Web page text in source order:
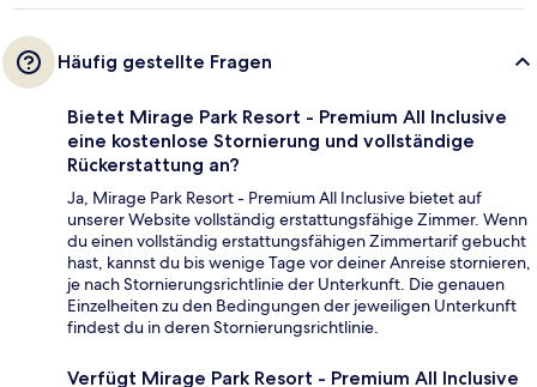
Häufig gestellte Fragen
Bietet Mirage Park Resort - Premium All Inclusive
eine kostenlose Stornierung und vollständige
Rückerstattung an?
Ja, Mirage Park Resort - Premium All Inclusive bietet auf
unserer Website vollständig erstattungsfähige Zimmer. Wenn
du einen vollständig erstattungsfähigen Zimmertarif gebucht
hast, kannst du bis wenige Tage vor deiner Anreise stornieren,
je nach Stornierungsrichtlinie der Unterkunft. Die genauen
Einzelheiten zu den Bedingungen der jeweiligen Unterkunft
findest du in deren Stornierungsrichtlinie.
Verfügt Mirage Park Resort - Premium All Inclusive